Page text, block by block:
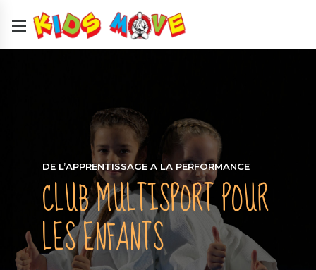
DE L’APPRENTISSAGE A LA PERFORMANCE
CLUB MULTISPORT POUR
LES ENFANTS